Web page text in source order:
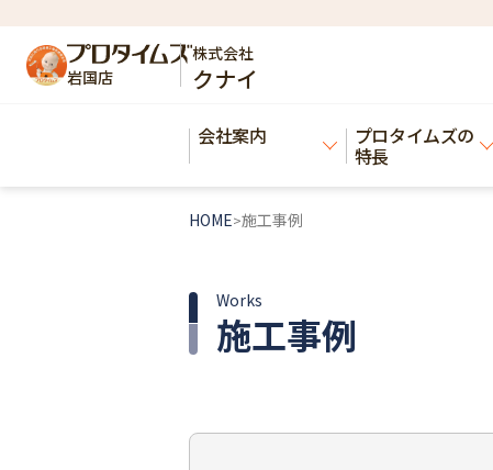
岩国店
株式会社
クナイ
会社案内 プロタイムズの
特長
HOME>施工事例
施工事例
Works